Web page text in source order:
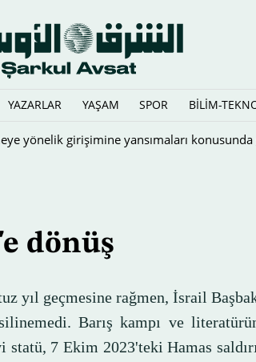
YAZARLAR YAŞAM SPOR BİLİM-
dönüş
yıl geçmesine rağmen, İsrail
Barış kampı ve
statü, 7 Ekim 2023'teki Hamas